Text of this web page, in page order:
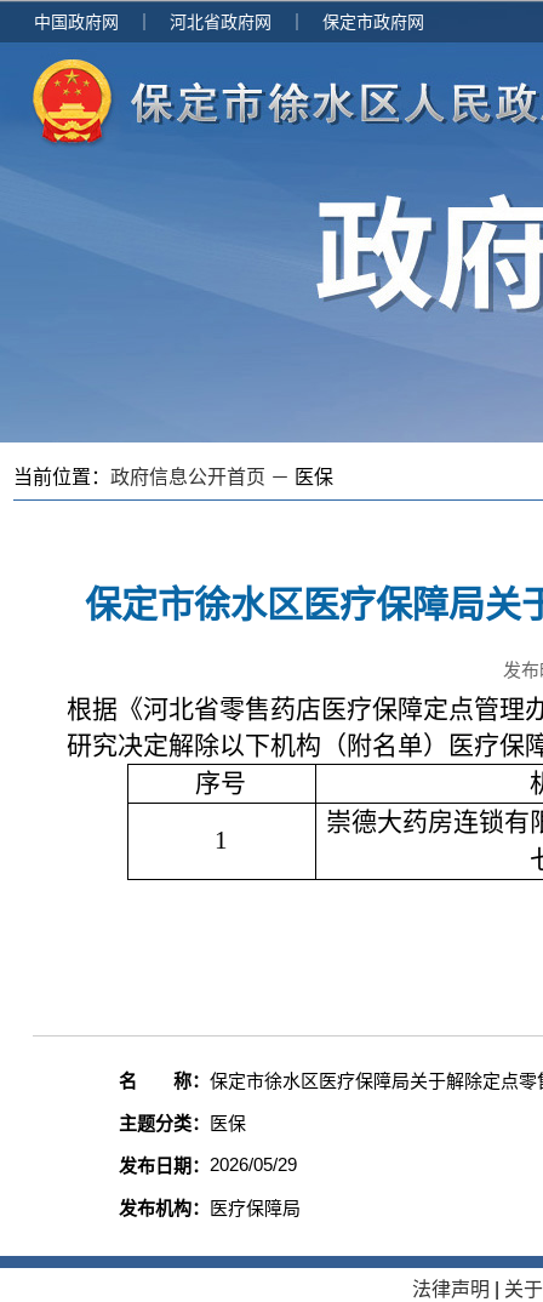
中国政府网 河北省政府网 保定市政府网
当前位置： 政府信息公开首页 － 医保
保定市徐水区医疗保障局关
发
根据 《河北省零售药店医疗保障定点管理
研究决定解除以下机构（附名单）医疗保
序号
1
崇德大药房连锁有
名 称： 保定市徐水区医疗保障局关于解除定点
主题分类： 医保
发布日期： 2026/05/29
发布机构： 医疗保障局
法律声明
关